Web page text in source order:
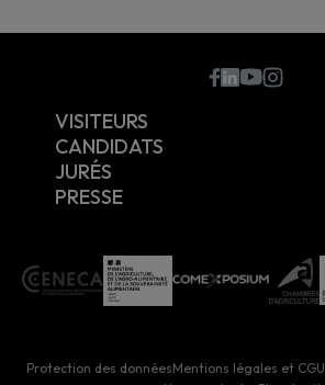
VISITEURS
CANDIDATS
JURÉS
PRESSE
Protection des donnéesMentions légales et CGU